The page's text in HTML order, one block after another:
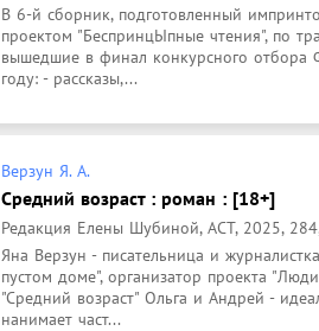
В 6-й сборник, подготовленный
проектом "БеспринцЫпные чтения", по
вышедшие в финал конкурсного
году: - рассказы,...
Верзун Я. А.
Средний возраст : роман : [18+]
Редакция Елены Шубиной, АСТ, 2025,
Яна Верзун - писательница и
пустом доме", организатор проекта
"Средний возраст" Ольга и Андрей -
нанимает част...